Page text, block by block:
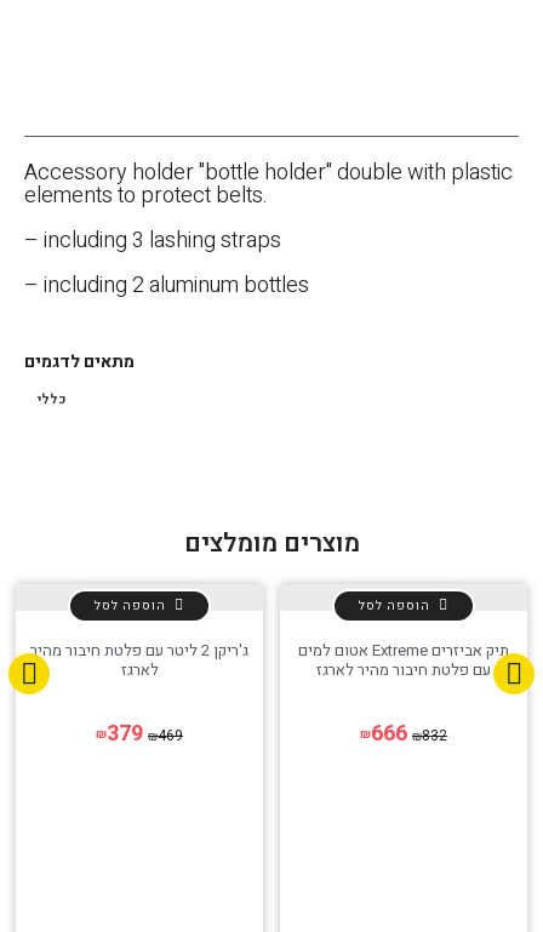
Accessory holder "bottle holder" double with plastic
elements to protect belts.
– including 3 lashing straps
– including 2 aluminum bottles
מתאים לדגמים
כללי
מוצרים מומלצים
תיק אביזרים Extreme אטום למים
עם פלטת חיבור מהיר לארגז
₪832
₪666
הוספה לסל
ג'ריקן 2 ליטר עם פלטת חיבור מהיר
לארגז
₪469
₪379
הוספה לסל